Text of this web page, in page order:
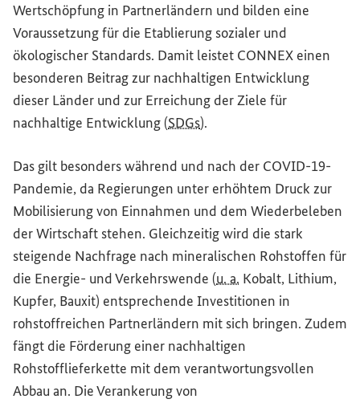
Wertschöpfung in Partnerländern und bilden eine
Voraussetzung für die Etablierung sozialer und
ökologischer Standards. Damit leistet CONNEX einen
besonderen Beitrag zur nachhaltigen Entwicklung
dieser Länder und zur Erreichung der Ziele für
nachhaltige Entwicklung (SDGs).
Das gilt besonders während und nach der COVID-19-
Pandemie, da Regierungen unter erhöhtem Druck zur
Mobilisierung von Einnahmen und dem Wiederbeleben
der Wirtschaft stehen. Gleichzeitig wird die stark
steigende Nachfrage nach mineralischen Rohstoffen für
die Energie- und Verkehrswende (u. a. Kobalt, Lithium,
Kupfer, Bauxit) entsprechende Investitionen in
rohstoffreichen Partnerländern mit sich bringen. Zudem
fängt die Förderung einer nachhaltigen
Rohstofflieferkette mit dem verantwortungsvollen
Abbau an. Die Verankerung von